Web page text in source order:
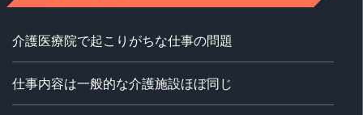
介護医療院で起こりがちな仕事の問題
仕事内容は一般的な介護施設ほぼ同じ